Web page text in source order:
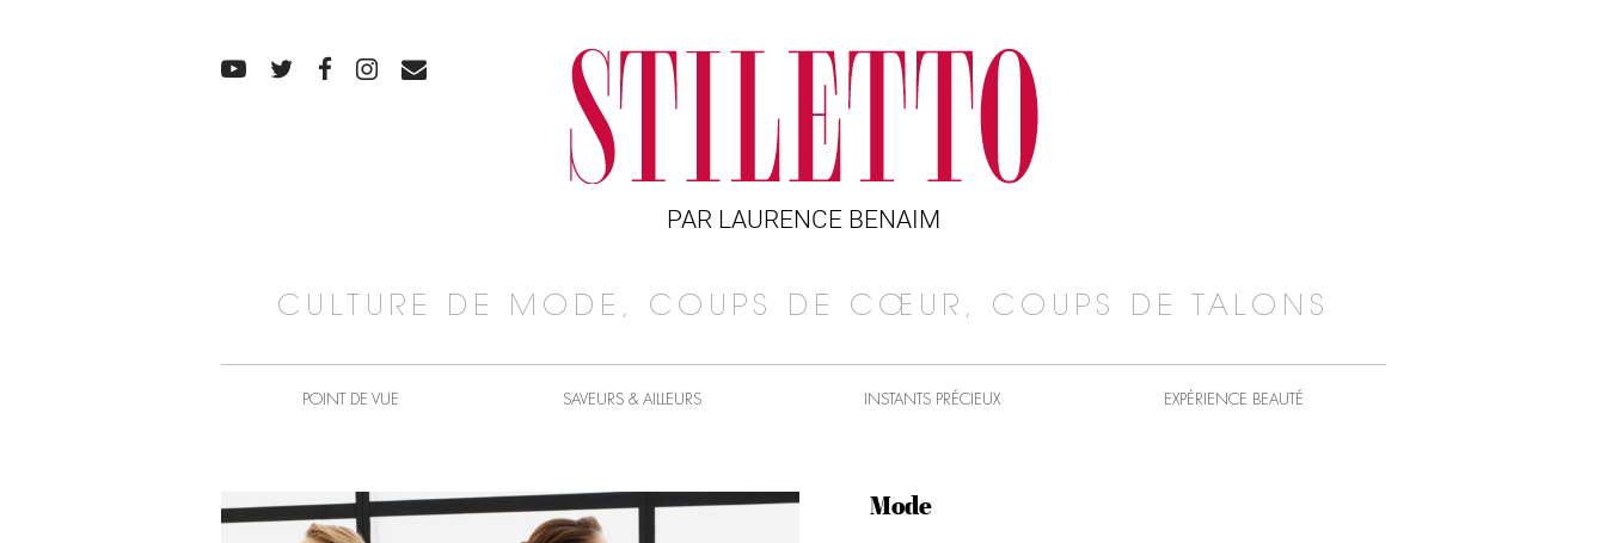
PAR LAURENCE BENAIM
CULTURE DE MODE, COUPS DE CŒUR, COUPS DE TALONS
POINT DE VUE SAVEURS & AILLEURS INSTANTS PRÉCIEUX EXPÉRIENCE BEAUTÉ
Mode